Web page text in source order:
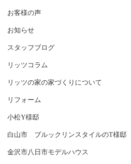
お客様の声
お知らせ
スタッフブログ
リッツコラム
リッツの家の家づくりについて
リフォーム
小松Y様邸
白山市 ブルックリンスタイルのT様邸
金沢市八日市モデルハウス